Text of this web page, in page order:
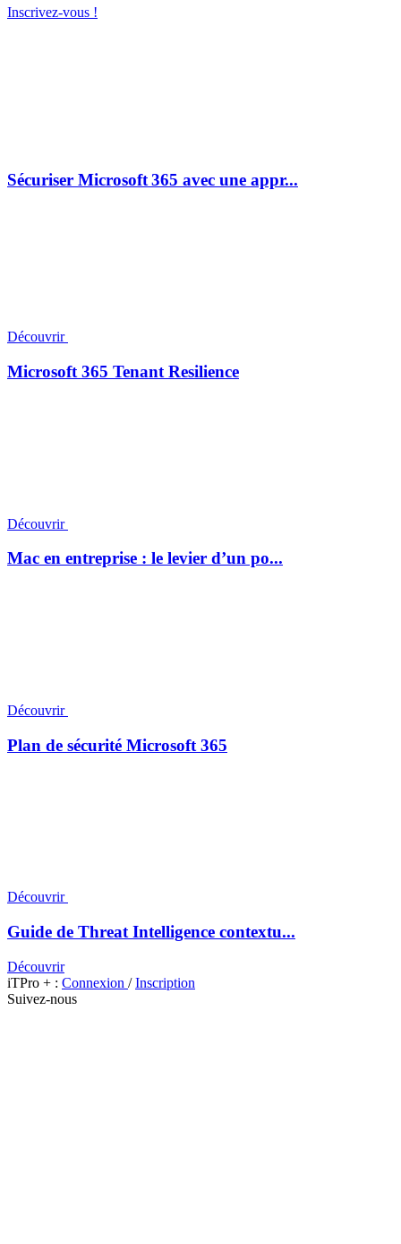
Inscrivez-vous !
Sécuriser Microsoft 365 avec une appr...
Découvrir
Microsoft 365 Tenant Resilience
Découvrir
Mac en entreprise : le levier d’un po...
Découvrir
Plan de sécurité Microsoft 365
Découvrir
Guide de Threat Intelligence contextu...
Découvrir
iTPro + : Connexion /Inscription
Suivez-nous